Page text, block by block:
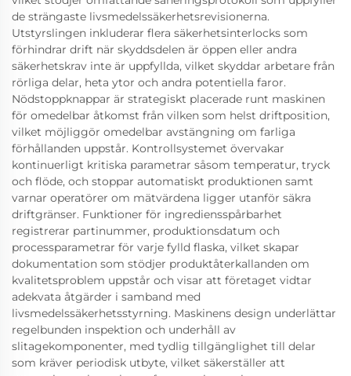
de strängaste livsmedelssäkerhetsrevisionerna.
Utstyrslingen inkluderar flera säkerhetsinterlocks som
förhindrar drift när skyddsdelen är öppen eller andra
säkerhetskrav inte är uppfyllda, vilket skyddar arbetare från
rörliga delar, heta ytor och andra potentiella faror.
Nödstoppknappar är strategiskt placerade runt maskinen
för omedelbar åtkomst från vilken som helst driftposition,
vilket möjliggör omedelbar avstängning om farliga
förhållanden uppstår. Kontrollsystemet övervakar
kontinuerligt kritiska parametrar såsom temperatur, tryck
och flöde, och stoppar automatiskt produktionen samt
varnar operatörer om mätvärdena ligger utanför säkra
driftgränser. Funktioner för ingrediensspårbarhet
registrerar partinummer, produktionsdatum och
processparametrar för varje fylld flaska, vilket skapar
dokumentation som stödjer produktåterkallanden om
kvalitetsproblem uppstår och visar att företaget vidtar
adekvata åtgärder i samband med
livsmedelssäkerhetsstyrning. Maskinens design underlättar
regelbunden inspektion och underhåll av
slitagekomponenter, med tydlig tillgänglighet till delar
som kräver periodisk utbyte, vilket säkerställer att